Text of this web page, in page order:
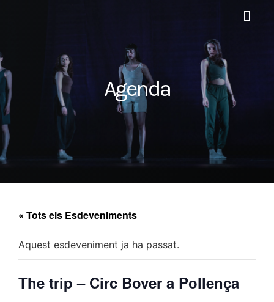
Agenda
« Tots els Esdeveniments
Aquest esdeveniment ja ha passat.
The trip – Circ Bover a Pollença